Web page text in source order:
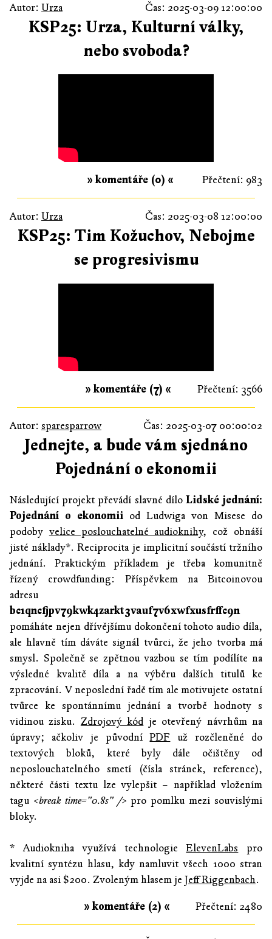
Autor: Urza Čas: 2025-03-09 12:00:00
KSP25: Urza, Kulturní války,
nebo svoboda?
Přečtení: 983
» komentáře (0) «
Autor: Urza Čas: 2025-03-08 12:00:00
KSP25: Tim Kožuchov, Nebojme
se progresivismu
Přečtení: 3566
» komentáře (7) «
Autor: sparesparrow Čas: 2025-03-07 00:00:02
Jednejte, a bude vám sjednáno
Pojednání o ekonomii
Následující projekt převádí slavné dílo Lidské jednání:
Pojednání o ekonomii od Ludwiga von Misese do
podoby velice poslouchatelné audioknihy, což obnáší
jisté náklady*. Reciprocita je implicitní součástí tržního
jednání. Praktickým příkladem je třeba komunitně
řízený crowdfunding: Příspěvkem na Bitcoinovou
adresu
bc1qncfjpv79kwk4zarkt3vauf7v6xwfxusfrffc9n
pomáháte nejen dřívějšímu dokončení tohoto audio díla,
ale hlavně tím dáváte signál tvůrci, že jeho tvorba má
smysl. Společně se zpětnou vazbou se tím podílíte na
výsledné kvalitě díla a na výběru dalších titulů ke
zpracování. V neposlední řadě tím ale motivujete ostatní
tvůrce ke spontánnímu jednání a tvorbě hodnoty s
vidinou zisku. Zdrojový kód je otevřený návrhům na
úpravy; ačkoliv je původníPDF už rozčleněné do
textových bloků, které byly dále očištěny od
neposlouchatelného smetí (čísla stránek, reference),
některé části textu lze vylepšit – například vložením
tagu <break time="0.8s" /> pro pomlku mezi souvislými
bloky.
* Audiokniha využívá technologieElevenLabs pro
kvalitní syntézu hlasu, kdy namluvit všech 1000 stran
vyjde na asi $200. Zvoleným hlasem je Jeff Riggenbach.
Přečtení: 2480
» komentáře (2) «